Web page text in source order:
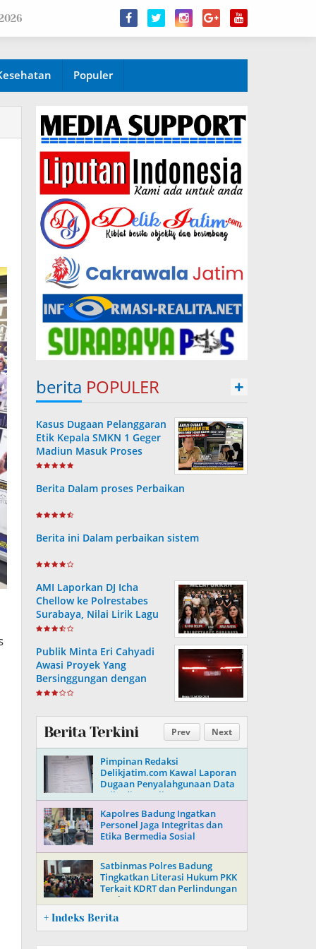
Populer
berita POPULER +
Kasus Dugaan Pelanggaran
Etik Kepala SMKN 1 Geger
Madiun Masuk Proses
Disdik Jatim
Berita Dalam proses Perbaikan
Berita ini Dalam perbaikan sistem
AMI Laporkan DJ Icha
Chellow ke Polrestabes
Surabaya, Nilai Lirik Lagu
Berpotensi Merusak Moral
Publik Minta Eri Cahyadi
Awasi Proyek Yang
Bersinggungan dengan
Aset Telkom di Surabaya
Prev Next
Berita Terkini
Pimpinan Redaksi
Delikjatim.com Kawal Laporan
Dugaan Penyalahgunaan Data
Pribadi Jurnalisnya
Kapolres Badung Ingatkan
Personel Jaga Integritas dan
Etika Bermedia Sosial
Satbinmas Polres Badung
Tingkatkan Literasi Hukum PKK
Terkait KDRT dan Perlindungan
Anak
+ Indeks Berita